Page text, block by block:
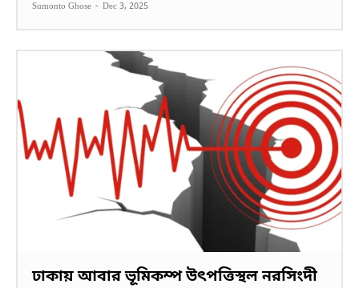
Sumonto Ghose - Dec 3, 2025
ঢাকায় আবার ভূমিকম্প উৎপত্তিস্থল নরসিংদী